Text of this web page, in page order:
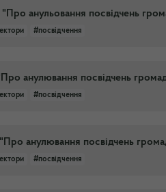
анульовання посвідчень
#посвідчення
анулювання посвідчень
#посвідчення
анулювання посвідчень
#посвідчення